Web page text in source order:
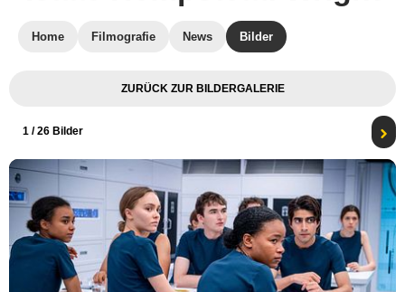
Home Filmografie News Bilder
ZURÜCK ZUR BILDERGALERIE
1 / 26 Bilder